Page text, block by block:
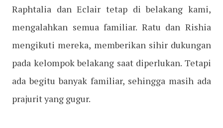
Raphtalia dan Eclair tetap di belakang kami,
mengalahkan semua familiar. Ratu dan Rishia
mengikuti mereka, memberikan sihir dukungan
pada kelompok belakang saat diperlukan. Tetapi
ada begitu banyak familiar, sehingga masih ada
prajurit yang gugur.